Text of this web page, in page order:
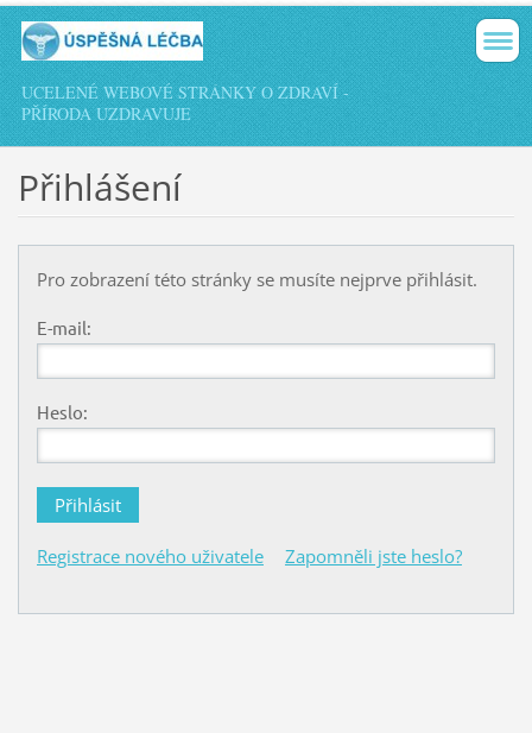
UCELENÉ WEBOVÉ STRÁNKY O ZDRAVÍ -
PŘÍRODA UZDRAVUJE
Přihlášení
Pro zobrazení této stránky se musíte nejprve přihlásit.
E-mail:
Heslo:
Registrace nového uživatele Zapomněli jste heslo?